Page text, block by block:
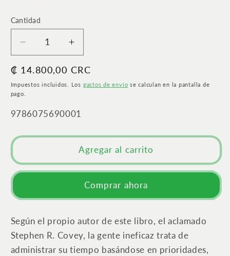
Cantidad
Cantidad
Reducir
cantidad
para
Liderazgo
centrado
principios
Aumentar
cantidad
para
Liderazgo
principios
Precio
habitual
₡ 14.800,00 CRC
Impuestos incluidos. Los gastos de envío se calculan en la pantalla de
pago.
SKU:
9786075690001
Agregar al carrito
Comprar ahora
Según el propio autor de este libro, el aclamado
Stephen R. Covey, la gente ineficaz trata de
administrar su tiempo basándose en prioridades,